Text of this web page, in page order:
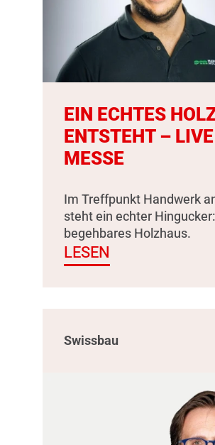
EIN ECHTES
ENTSTEHT –
MESSE
Im Treffpunkt Handwerk
steht ein echter
begehbares Holzhaus.
LESEN
Swissbau